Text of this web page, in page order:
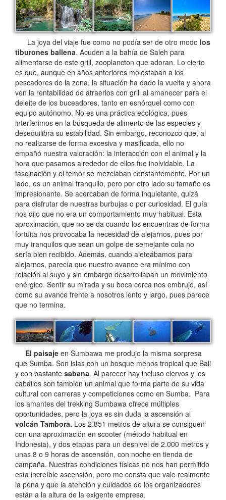
La joya del viaje fue como no podía ser de otro modo los
tiburones ballena. Acuden a la bahía de Saleh para
alimentarse de este grill, zooplancton que adoran. Lo cierto
es que, aunque en años anteriores molestaban a los
pescadores de la zona, la situación ha dado la vuelta y ahora
ven la rentabilidad de atraerlos con grill al amanecer para el
deleite de los buceadores, tanto en esnórquel como con
equipo autónomo. No es una práctica ecológica, pues
interferimos en la búsqueda de alimento de las especies y
desequilibra su estabilidad. Sin embargo, reconozco que, al
no realizarse de forma excesiva y masificada, ello no
empañó nuestra valoración: la interacción con el animal y la
hora que pasamos alrededor de ellos fue inolvidable. La
fascinación y el temor se mezclaban constantemente. Por un
lado, es un animal tranquilo, pero por otro lado su tamaño es
impresionante. Se acercaban de forma inquietante, quizá
para disfrutar de nuestras burbujas o por curiosidad. El guía
nos dijo que no era un comportamiento muy habitual. Esta
aproximación, que no se da cuando los encuentras de forma
fortuita nos provocaba la necesidad de alejarnos, pues por
muy tranquilos que sean un golpe de semejante cola no
sería bien recibido. Además, cuando aleteábamos para
alejarnos, parecía que nuestro avance era mínimo con
relación al suyo y sin embargo desarrollaban un movimiento
enérgico. Sentir su mirada y su boca cerca nos embrujó, así
como su avance frente a nosotros lento y largo, pues parece
que no termina.
El paisaje en Sumbawa me produjo la misma sorpresa
que Sumba. Son islas con un bosque menos tropical que Bali
y con bastante sabana. Al parecer hay incluso ciervos y los
caballos son también un animal que forma parte de su vida
cultural con carreras y competiciones como en Sumba. Para
los amantes del trekking Sumbawa ofrece múltiples
oportunidades, pero la joya es sin duda la ascensión al
volcán Tambora. Los 2.851 metros de altura se consiguen
con una aproximación en scooter (método habitual en
Indonesia), y dos etapas para un desnivel de 2.000 metros y
unas 8 o 9 horas de ascensión, con noche en tienda de
campaña. Nuestras condiciones físicas no nos han permitido
esta increíble ascensión, pero me consta que vale realmente
la pena y que la atención y cuidados de los organizadores
están a la altura de la exigente empresa.